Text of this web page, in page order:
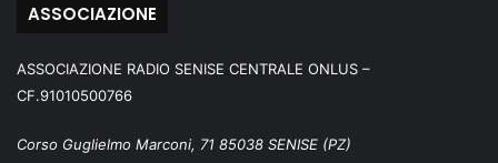
ASSOCIAZIONE
ASSOCIAZIONE RADIO SENISE CENTRALE ONLUS –
CF.91010500766
Corso Guglielmo Marconi, 71 85038 SENISE (PZ)